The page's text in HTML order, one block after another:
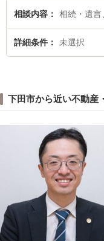
相談内容 相続・遺言
詳細条件 未選択
下田市から近い不動産